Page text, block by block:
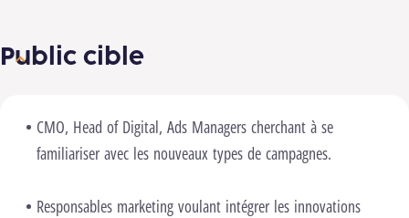
Public cible
CMO, Head of Digital, Ads Managers cherchant à se
familiariser avec les nouveaux types de campagnes.
Responsables marketing voulant intégrer les innovations